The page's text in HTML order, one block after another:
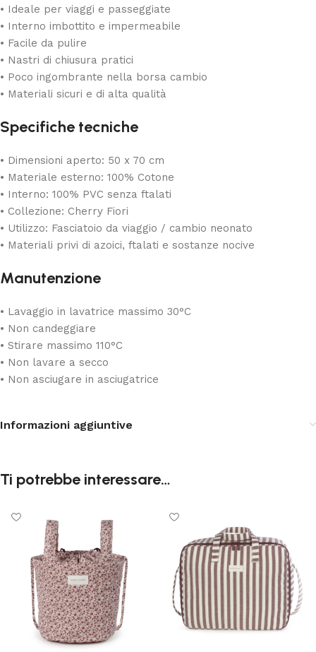
• Ideale per viaggi e passeggiate
• Interno imbottito e impermeabile
• Facile da pulire
• Nastri di chiusura pratici
• Poco ingombrante nella borsa cambio
• Materiali sicuri e di alta qualità
Specifiche tecniche
• Dimensioni aperto: 50 x 70 cm
• Materiale esterno: 100% Cotone
• Interno: 100% PVC senza ftalati
• Collezione: Cherry Fiori
• Utilizzo: Fasciatoio da viaggio / cambio neonato
• Materiali privi di azoici, ftalati e sostanze nocive
Manutenzione
• Lavaggio in lavatrice massimo 30°C
• Non candeggiare
• Stirare massimo 110°C
• Non lavare a secco
• Non asciugare in asciugatrice
Informazioni aggiuntive
Ti potrebbe interessare…